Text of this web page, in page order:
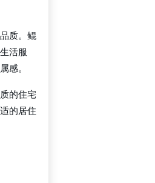
质。鲲
活服
感。
的住宅
的居住